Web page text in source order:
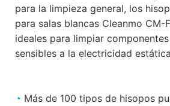
para la limpieza general, los
para salas blancas Cleanmo CM-
ideales para limpiar
sensibles a la electricidad
◔ Más de 100 tipos de hisopos